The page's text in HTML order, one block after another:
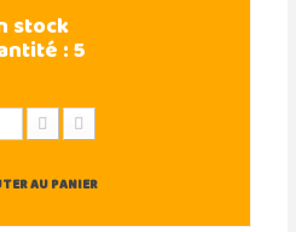
stock
:5
AU PANIER